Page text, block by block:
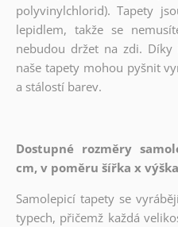
polyvinylchlorid). Tapety
lepidlem, takže se
nebudou držet na zdi.
naše tapety mohou pyšnit
a stálostí barev.
Dostupné rozměry
cm, v poměru šířka x
Samolepicí tapety se
typech, přičemž každá